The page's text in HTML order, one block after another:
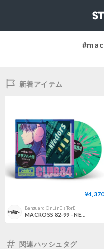
新着アイテム
Banguard OnLinE sTorE
MACROSS 82-99 - NEON VECTORS / CLUB 84 [LP]
関連ハッシュタグ